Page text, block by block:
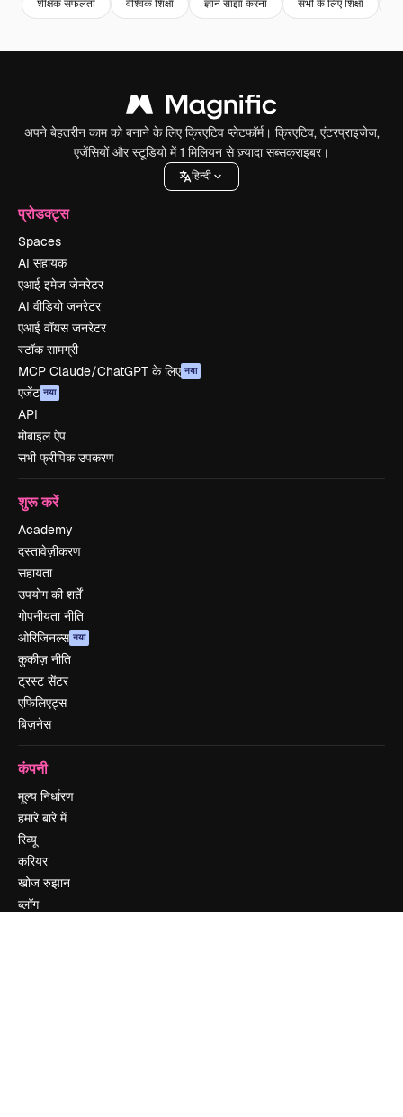
शैक्षिक सफलता वैश्विक शिक्षा ज्ञान साझा करना सभी के लिए शिक्षा
अपने बेहतरीन काम को बनाने के लिए क्रिएटिव प्लेटफॉर्म। क्रिएटिव, एंटरप्राइजेज,
एजेंसियों और स्टूडियो में 1 मिलियन से ज़्यादा सब्सक्राइबर।
हिन्दी
प्रोडक्ट्स
Spaces
AI सहायक
एआई इमेज जेनरेटर
AI वीडियो जनरेटर
एआई वॉयस जनरेटर
स्टॉक सामग्री
MCP Claude/ChatGPT के लिए नया
एजेंट नया
API
मोबाइल ऐप
सभी फ्रीपिक उपकरण
शुरू करें
Academy
दस्तावेज़ीकरण
सहायता
उपयोग की शर्तें
गोपनीयता नीति
ओरिजिनल्स नया
कुकीज़ नीति
ट्रस्ट सेंटर
एफिलिएट्स
बिज़नेस
कंपनी
मूल्य निर्धारण
हमारे बारे में
रिव्यू
करियर
खोज रुझान
ब्लॉग